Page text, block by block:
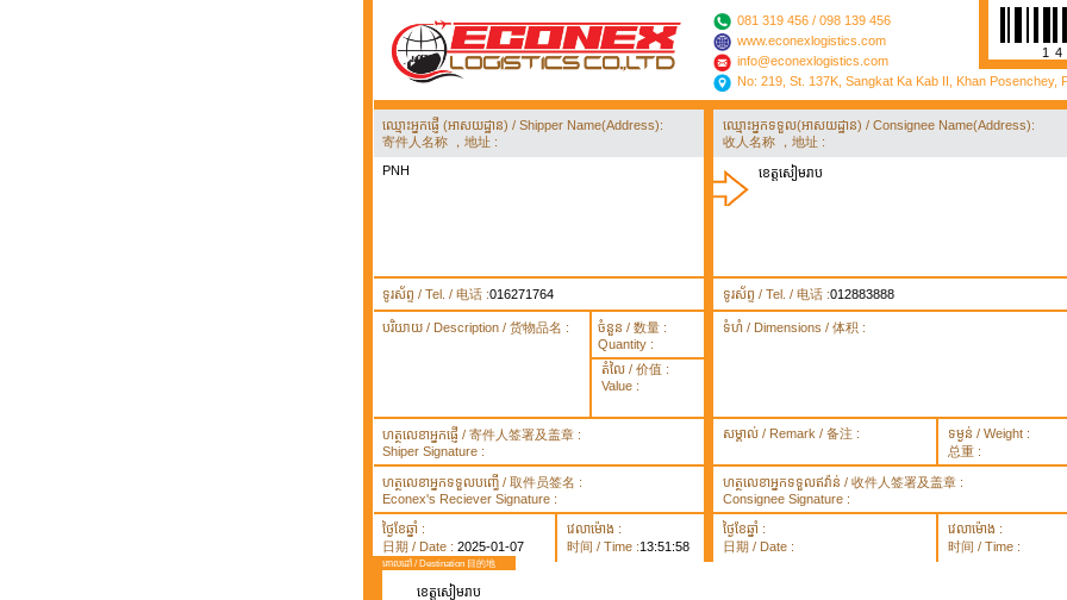
081 319 456 / 098 139 456
www.econexlogistics.com
info@econexlogistics.com
No: 219, St. 137K, Sangkat Ka Kab II, Khan Posenchey,
ឈ្មោះអ្នកផ្ញើ (អាសយដ្ឋាន) / Shipper Name(Address):
寄件人名称 ，地址 :
PNH
ឈ្មោះអ្នកទទួល(អាសយដ្ឋាន) / Consignee Name(Address):
收人名称 ，地址 :
ខេត្តសៀមរាប
ទូរស័ព្ទ / Tel. / 电话 :016271764 ទូរស័ព្ទ / Tel. / 电话 :012883888
បរិយាយ / Description / 货物品名 :
ចំនួន / 数量 :
Quantity :
តំលៃ / 价值 :
Value :
ទំហំ / Dimensions / 体积 :
ហត្ថលេខាអ្នកផ្ញើ / 寄件人签署及盖章 :
Shiper Signature :
សម្គាល់ / Remark / 备注 :
ទម្ងន់ / Weight :
总重 :
ហត្ថលេខាអ្នកទទួលបញ្ធើ / 取件员签名 :
Econex's Reciever Signature :
ហត្ថលេខាអ្នកទទួលឥវ៉ាន់ / 收件人签署及盖章 :
Consignee Signature :
ថ្ងៃខែឆ្នាំ :
日期 / Date : 2025-01-07
វេលាម៉ោង :
时间 / Time :13:51:58
ថ្ងៃខែឆ្នាំ :
日期 / Date :
វេលាម៉ោង :
时间 / Time :
គោលដៅ / Destination 目的地
ខេត្តសៀមរាប